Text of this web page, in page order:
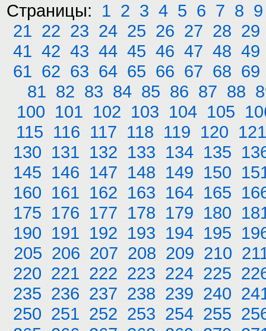
Страницы: 1 2 3 4 5 6 7 8 9
21 22 23 24 25 26 27 28 29
41 42 43 44 45 46 47 48 49
61 62 63 64 65 66 67 68 69
81 82 83 84 85 86 87 88
100 101 102 103 104 105
115 116 117 118 119 120 121
130 131 132 133 134 135
145 146 147 148 149 150
160 161 162 163 164 165
175 176 177 178 179 180
190 191 192 193 194 195
205 206 207 208 209 210
220 221 222 223 224 225
235 236 237 238 239 240
250 251 252 253 254 255